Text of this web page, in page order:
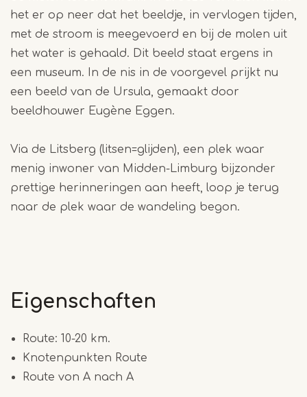
het er op neer dat het beeldje, in vervlogen tijden,
met de stroom is meegevoerd en bij de molen uit
het water is gehaald. Dit beeld staat ergens in
een museum. In de nis in de voorgevel prijkt nu
een beeld van de Ursula, gemaakt door
beeldhouwer Eugène Eggen.
Via de Litsberg (litsen=glijden), een plek waar
menig inwoner van Midden-Limburg bijzonder
prettige herinneringen aan heeft, loop je terug
naar de plek waar de wandeling begon.
Eigenschaften
Route: 10-20 km.
Knotenpunkten Route
Route von A nach A